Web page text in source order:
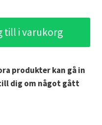
till i varukorg
produkter kan gå in
dig om något gått